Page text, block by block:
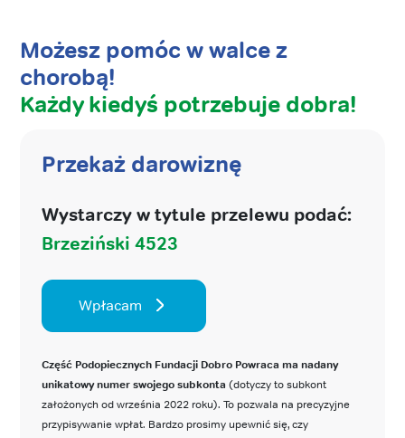
Możesz pomóc w walce z
chorobą!
Każdy kiedyś potrzebuje dobra!
Przekaż darowiznę
Wystarczy w tytule przelewu podać:
Brzeziński 4523
Wpłacam
Część Podopiecznych Fundacji Dobro Powraca ma nadany
unikatowy numer swojego subkonta (dotyczy to subkont
założonych od września 2022 roku). To pozwala na precyzyjne
przypisywanie wpłat. Bardzo prosimy upewnić się, czy